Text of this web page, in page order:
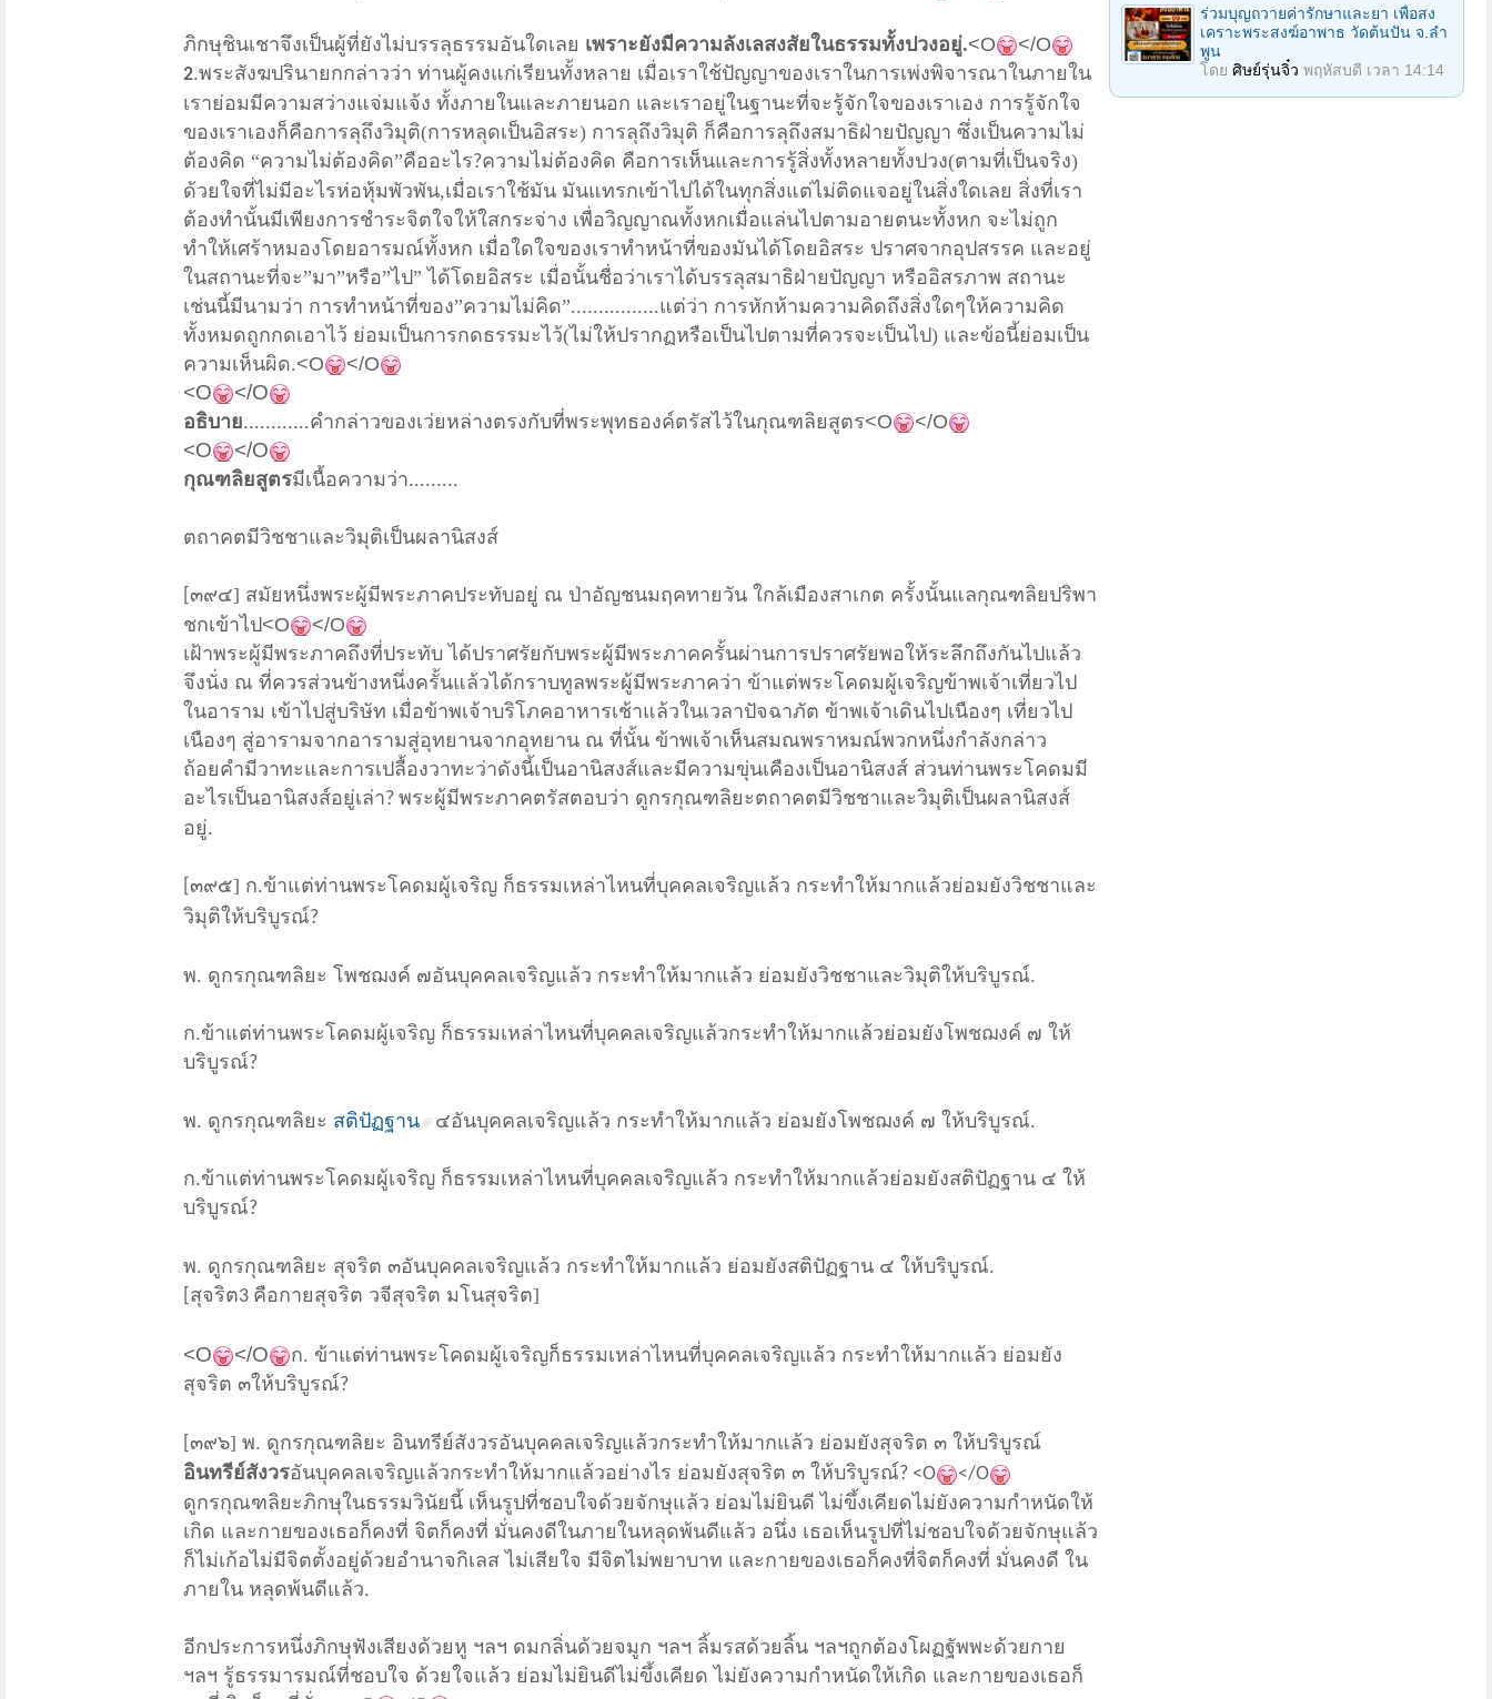
ภิกษุชินเชาจึงเป็นผู้ที่ยังไม่บรรลุธรรมอันใดเลย เพราะยังมีความลังเลสงสัยในธรรมทั้งปวงอยู่.<O </O
2.พระสังฆปรินายกกล่าวว่า ท่านผู้คงแก่เรียนทั้งหลาย เมื่อเราใช้ปัญญาของเราในการเพ่งพิจารณาในภายใน
เราย่อมมีความสว่างแจ่มแจ้ง ทั้งภายในและภายนอก และเราอยู่ในฐานะที่จะรู้จักใจของเราเอง การรู้จักใจ
ของเราเองก็คือการลุถึงวิมุติ(การหลุดเป็นอิสระ) การลุถึงวิมุติ ก็คือการลุถึงสมาธิฝ่ายปัญญา ซึ่งเป็นความไม่
ต้องคิด “ความไม่ต้องคิด”คืออะไร?ความไม่ต้องคิด คือการเห็นและการรู้สิ่งทั้งหลายทั้งปวง(ตามที่เป็นจริง)
ด้วยใจที่ไม่มีอะไรห่อหุ้มพัวพัน,เมื่อเราใช้มัน มันแทรกเข้าไปได้ในทุกสิ่งแต่ไม่ติดแจอยู่ในสิ่งใดเลย สิ่งที่เรา
ต้องทำนั้นมีเพียงการชำระจิตใจให้ใสกระจ่าง เพื่อวิญญาณทั้งหกเมื่อแล่นไปตามอายตนะทั้งหก จะไม่ถูก
ทำให้เศร้าหมองโดยอารมณ์ทั้งหก เมื่อใดใจของเราทำหน้าที่ของมันได้โดยอิสระ ปราศจากอุปสรรค และอยู่
ในสถานะที่จะ”มา”หรือ”ไป” ได้โดยอิสระ เมื่อนั้นชื่อว่าเราได้บรรลุสมาธิฝ่ายปัญญา หรืออิสรภาพ สถานะ
เช่นนี้มีนามว่า การทำหน้าที่ของ”ความไม่คิด”................แต่ว่า การหักห้ามความคิดถึงสิ่งใดๆให้ความคิด
ทั้งหมดถูกกดเอาไว้ ย่อมเป็นการกดธรรมะไว้(ไม่ให้ปรากฏหรือเป็นไปตามที่ควรจะเป็นไป) และข้อนี้ย่อมเป็น
ความเห็นผิด.<O </O
<O </O
อธิบาย............คำกล่าวของเว่ยหล่างตรงกับที่พระพุทธองค์ตรัสไว้ในกุณฑลิยสูตร<O </O
<O </O
กุณฑลิยสูตรมีเนื้อความว่า.........
ตถาคตมีวิชชาและวิมุติเป็นผลานิสงส์
๓๙๔] สมัยหนึ่งพระผู้มีพระภาคประทับอยู่ ณ ป่าอัญชนมฤคทายวัน ใกล้เมืองสาเกต ครั้งนั้นแลกุณฑลิยปริพา
ชกเข้าไป<O
</O
เฝ้าพระผู้มีพระภาคถึงที่ประทับ ได้ปราศรัยกับพระผู้มีพระภาคครั้นผ่านการปราศรัยพอให้ระลึกถึงกันไปแล้ว
จึงนั่ง ณ ที่ควรส่วนข้างหนึ่งครั้นแล้วได้กราบทูลพระผู้มีพระภาคว่า ข้าแต่พระโคดมผู้เจริญข้าพเจ้าเที่ยวไป
ในอาราม เข้าไปสู่บริษัท เมื่อข้าพเจ้าบริโภคอาหารเช้าแล้วในเวลาปัจฉาภัต ข้าพเจ้าเดินไปเนืองๆ เที่ยวไป
เนืองๆ สู่อารามจากอารามสู่อุทยานจากอุทยาน ณ ที่นั้น ข้าพเจ้าเห็นสมณพราหมณ์พวกหนึ่งกำลังกล่าว
ถ้อยคำมีวาทะและการเปลื้องวาทะว่าดังนี้เป็นอานิสงส์และมีความขุ่นเคืองเป็นอานิสงส์ ส่วนท่านพระโคดมมี
อะไรเป็นอานิสงส์อยู่เล่า? พระผู้มีพระภาคตรัสตอบว่า ดูกรกุณฑลิยะตถาคตมีวิชชาและวิมุติเป็นผลานิสงส์
อยู่.
๓๙๕] ก.ข้าแต่ท่านพระโคดมผู้เจริญ ก็ธรรมเหล่าไหนที่บุคคลเจริญแล้ว กระทำให้มากแล้วย่อมยังวิชชาและ
วิมุติให้บริบูรณ์?
พ. ดูกรกุณฑลิยะ โพชฌงค์ ๗อันบุคคลเจริญแล้ว กระทำให้มากแล้ว ย่อมยังวิชชาและวิมุติให้บริบูรณ์.
ก.ข้าแต่ท่านพระโคดมผู้เจริญ ก็ธรรมเหล่าไหนที่บุคคลเจริญแล้วกระทำให้มากแล้วย่อมยังโพชฌงค์ ๗ ให้
บริบูรณ์?
พ. ดูกรกุณฑลิยะ สติปัฏฐาน ๔อันบุคคลเจริญแล้ว กระทำให้มากแล้ว ย่อมยังโพชฌงค์ ๗ ให้บริบูรณ์.
ก.ข้าแต่ท่านพระโคดมผู้เจริญ ก็ธรรมเหล่าไหนที่บุคคลเจริญแล้ว กระทำให้มากแล้วย่อมยังสติปัฏฐาน ๔ ให้
บริบูรณ์?
พ. ดูกรกุณฑลิยะ สุจริต ๓อันบุคคลเจริญแล้ว กระทำให้มากแล้ว ย่อมยังสติปัฏฐาน ๔ ให้บริบูรณ์.
สุจริต3 คือกายสุจริต วจีสุจริต มโนสุจริต]
<O </O ก. ข้าแต่ท่านพระโคดมผู้เจริญก็ธรรมเหล่าไหนที่บุคคลเจริญแล้ว กระทำให้มากแล้ว ย่อมยัง
สุจริต ๓ให้บริบูรณ์?
๓๙๖] พ. ดูกรกุณฑลิยะ อินทรีย์สังวรอันบุคคลเจริญแล้วกระทำให้มากแล้ว ย่อมยังสุจริต ๓ ให้บริบูรณ์
อินทรีย์สังวรอันบุคคลเจริญแล้วกระทำให้มากแล้วอย่างไร ย่อมยังสุจริต ๓ ให้บริบูรณ์? <O </O
ดูกรกุณฑลิยะภิกษุในธรรมวินัยนี้ เห็นรูปที่ชอบใจด้วยจักษุแล้ว ย่อมไม่ยินดี ไม่ขึ้งเคียดไม่ยังความกำหนัดให้
เกิด และกายของเธอก็คงที่ จิตก็คงที่ มั่นคงดีในภายในหลุดพ้นดีแล้ว อนึ่ง เธอเห็นรูปที่ไม่ชอบใจด้วยจักษุแล้ว
ก็ไม่เก้อไม่มีจิตตั้งอยู่ด้วยอำนาจกิเลส ไม่เสียใจ มีจิตไม่พยาบาท และกายของเธอก็คงที่จิตก็คงที่ มั่นคงดี ใน
ภายใน หลุดพ้นดีแล้ว.
อีกประการหนึ่งภิกษุฟังเสียงด้วยหู ฯลฯ ดมกลิ่นด้วยจมูก ฯลฯ ลิ้มรสด้วยลิ้น ฯลฯถูกต้องโผฏฐัพพะด้วยกาย
ฯลฯ รู้ธรรมารมณ์ที่ชอบใจ ด้วยใจแล้ว ย่อมไม่ยินดีไม่ขึ้งเคียด ไม่ยังความกำหนัดให้เกิด และกายของเธอก็
ร่วมบุญถวายค่ารักษาและยา เพื่อสง
เคราะพระสงฆ์อาพาธ วัดต้นปัน จ.ลํา
พูน
โดย ศิษย์รุ่นจิ๋ว พฤหัสบดี เวลา 14:14